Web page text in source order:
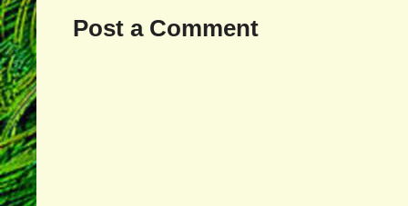
Post a Comment